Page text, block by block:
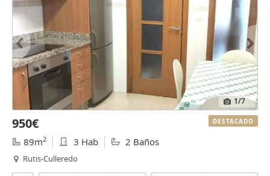
1/7
950€
89m2 3 Hab 2 Baños
Rutis-Culleredo
DESTACADO